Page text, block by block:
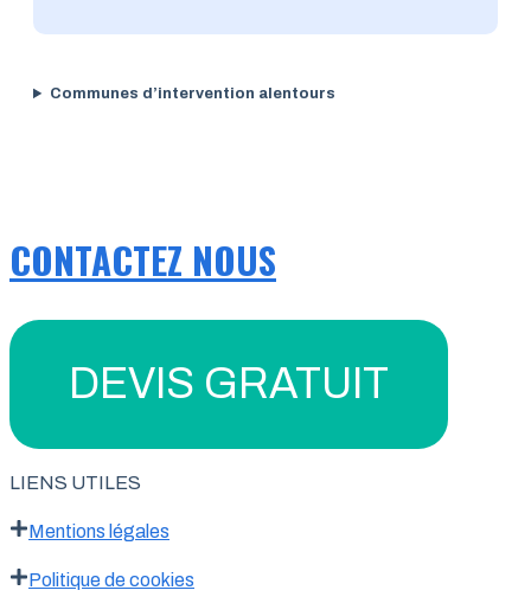
Communes d’intervention alentours
CONTACTEZ NOUS
DEVIS GRATUIT
LIENS UTILES
Mentions légales
Politique de cookies